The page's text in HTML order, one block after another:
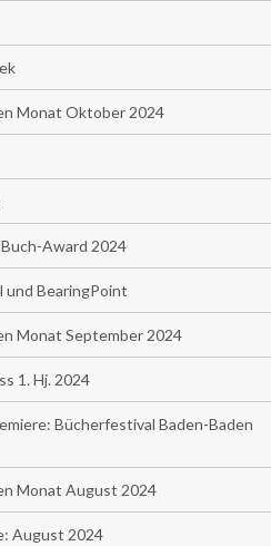
Monat Oktober 2024
Award 2024
und BearingPoint
Monat September 2024
1. Hj. 2024
Bücherfestival Baden-Baden
Monat August 2024
August 2024